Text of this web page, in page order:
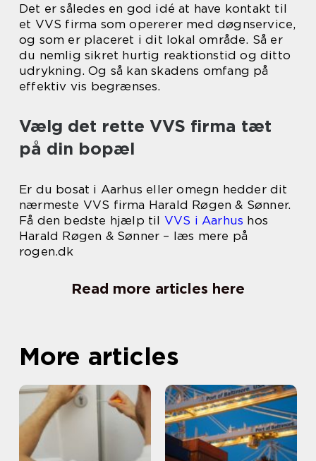
Det er således en god idé at have kontakt til
et VVS firma som opererer med døgnservice,
og som er placeret i dit lokal område. Så er
du nemlig sikret hurtig reaktionstid og ditto
udrykning. Og så kan skadens omfang på
effektiv vis begrænses.
Vælg det rette VVS firma tæt
på din bopæl
Er du bosat i Aarhus eller omegn hedder dit
nærmeste VVS firma Harald Røgen & Sønner.
Få den bedste hjælp til VVS i Aarhus hos
Harald Røgen & Sønner – læs mere på
rogen.dk
Read more articles here
More articles